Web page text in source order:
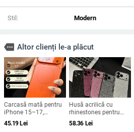
Stil: Modern
more Altor clienți le-a plăcut
Carcasă mată pentru
iPhone 15–17,
rezistență la șocuri,
protecție pentru
45.19Lei
Husă acrilică cu
rhinestones pentru
iPhone 17 Pro Max,
acoperire completă cu
58.36 Lei